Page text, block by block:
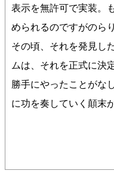
表示を無許可で実装。
められるのですがのら
その頃、それを発見し
ムは、それを正式に決
勝手にやったことがな
に功を奏していく顛末